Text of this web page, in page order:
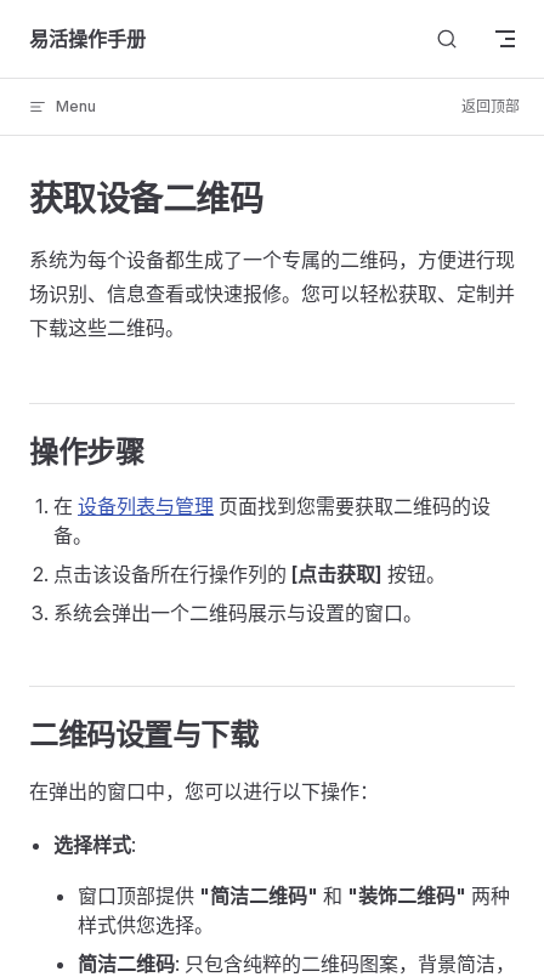
Skip to content
易活操作手册
Menu 返回顶部
获取设备二维码
系统为每个设备都生成了一个专属的二维码，方便进行现
场识别、信息查看或快速报修。您可以轻松获取、定制并
下载这些二维码。
操作步骤
在 设备列表与管理 页面找到您需要获取二维码的设
备。
点击该设备所在行操作列的 [点击获取] 按钮。
系统会弹出一个二维码展示与设置的窗口。
二维码设置与下载
在弹出的窗口中，您可以进行以下操作：
选择样式:
窗口顶部提供 "简洁二维码" 和 "装饰二维码" 两种
样式供您选择。
简洁二维码: 只包含纯粹的二维码图案，背景简洁，